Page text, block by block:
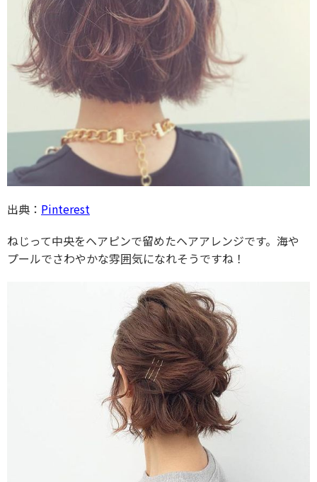
出典： Pinterest
ねじって中央をヘアピンで留めたヘアアレンジです。海や
プールでさわやかな雰囲気になれそうですね！